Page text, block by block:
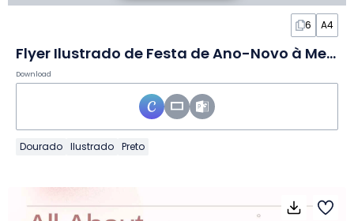
6 A4
Flyer Ilustrado de Festa de Ano-Novo à Meia-noite em Slides
Download
Dourado Ilustrado Preto